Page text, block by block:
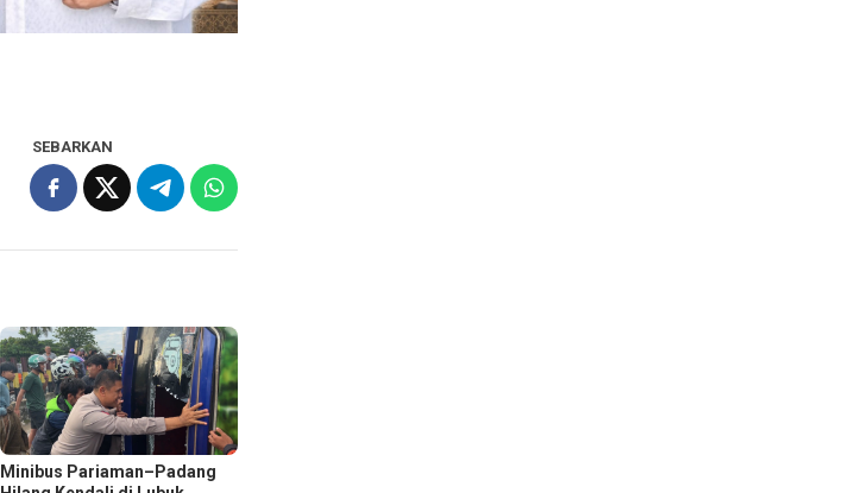
SEBARKAN
Minibus Pariaman–Padang